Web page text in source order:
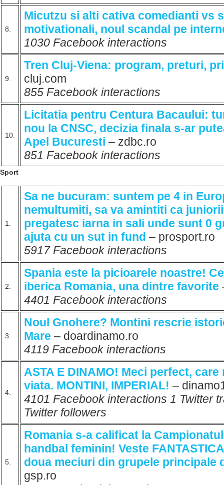
8.
Micutzu si alti cativa comedianti vs
motivationali, noul scandal pe
1030 Facebook interactions
9.
Tren Cluj-Viena: program, preturi,
cluj.com
855 Facebook interactions
10.
Licitatia pentru Centura Bacaului:
nou la CNSC, decizia finala s-ar
Apel Bucuresti – zdbc.ro
851 Facebook interactions
Sport
1.
Sa ne bucuram: suntem pe 4 in
nemultumiti, sa va amintiti ca
pregatesc iarna in sali unde sunt 0
ajuta cu un sut in fund – prosport.ro
5917 Facebook interactions
2.
Spania este la picioarele noastre!
iberica Romania, una dintre favorite
4401 Facebook interactions
3.
Noul Gnohere? Montini rescrie
Mare – doardinamo.ro
4119 Facebook interactions
4.
ASTA E DINAMO! Meci perfect, care
viata. MONTINI, IMPERIAL! –
4101 Facebook interactions 1 Twitter
Twitter followers
5.
Romania s-a calificat la
handbal feminin! Veste
doua meciuri din grupele principale
gsp.ro